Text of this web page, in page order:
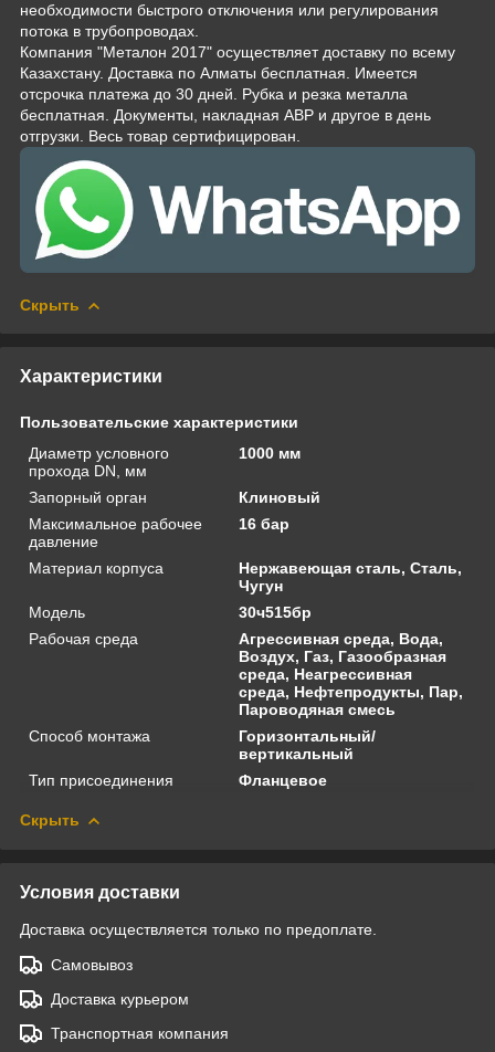
необходимости быстрого отключения или регулирования
потока в трубопроводах.
Компания "Металон 2017" осуществляет доставку по всему
Казахстану. Доставка по Алматы бесплатная. Имеется
отсрочка платежа до 30 дней. Рубка и резка металла
бесплатная. Документы, накладная АВР и другое в день
отгрузки. Весь товар сертифицирован.
Скрыть
Характеристики
Пользовательские характеристики
Диаметр условного
прохода DN, мм
1000 мм
Запорный орган
Клиновый
Максимальное рабочее
давление
16 бар
Материал корпуса
Нержавеющая сталь, Сталь,
Чугун
Модель
30ч515бр
Рабочая среда
Агрессивная среда, Вода,
Воздух, Газ, Газообразная
среда, Неагрессивная
среда, Нефтепродукты, Пар,
Пароводяная смесь
Способ монтажа
Горизонтальный/
вертикальный
Тип присоединения
Фланцевое
Скрыть
Условия доставки
Доставка осуществляется только по предоплате.
Самовывоз
Доставка курьером
Транспортная компания